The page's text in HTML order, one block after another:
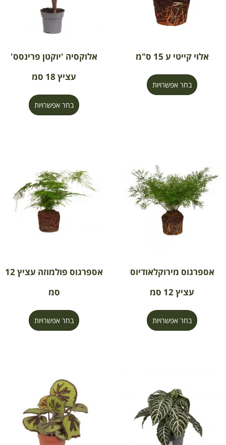
אלוי קייטי ע 15 ס"מ
בחר אפשרויות
אלוקסיה 'יוקטן פרינסס'
עציץ 18 סמ
בחר אפשרויות
אספרגוס מירוקלאודיוס
עציץ 12 סמ
בחר אפשרויות
אספרגוס פולמוזה עציץ 12
סמ
בחר אפשרויות